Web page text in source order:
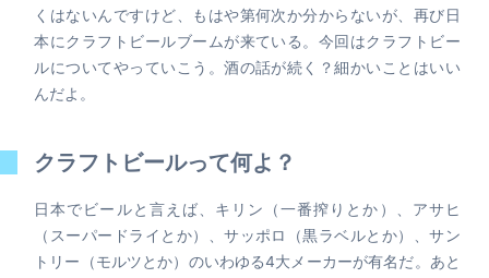
くはないんですけど、もはや第何次か分からないが、再び日
本にクラフトビールブームが来ている。今回はクラフトビー
ルについてやっていこう。酒の話が続く？細かいことはいい
んだよ。
クラフトビールって何よ？
日本でビールと言えば、キリン（一番搾りとか）、アサヒ
（スーパードライとか）、サッポロ（黒ラベルとか）、サン
トリー（モルツとか）のいわゆる4大メーカーが有名だ。あと